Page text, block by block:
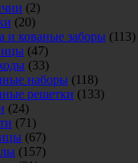
(2)
(20)
и кованые заборы (113)
(47)
(33)
наборы (118)
решетки (133)
(24)
(71)
(67)
(157)